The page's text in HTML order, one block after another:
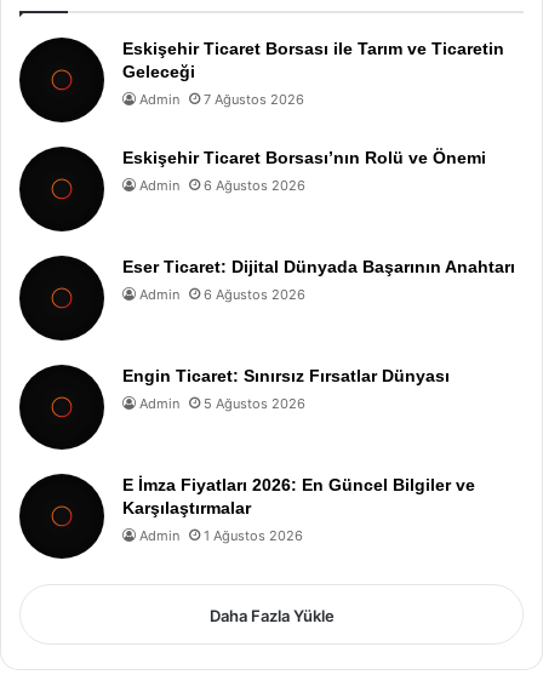
Eskişehir Ticaret Borsası ile Tarım ve Ticaretin
Geleceği
Admin 7 Ağustos 2026
Eskişehir Ticaret Borsası’nın Rolü ve Önemi
Admin 6 Ağustos 2026
Eser Ticaret: Dijital Dünyada Başarının Anahtarı
Admin 6 Ağustos 2026
Engin Ticaret: Sınırsız Fırsatlar Dünyası
Admin 5 Ağustos 2026
E İmza Fiyatları 2026: En Güncel Bilgiler ve
Karşılaştırmalar
Admin 1 Ağustos 2026
Daha Fazla Yükle